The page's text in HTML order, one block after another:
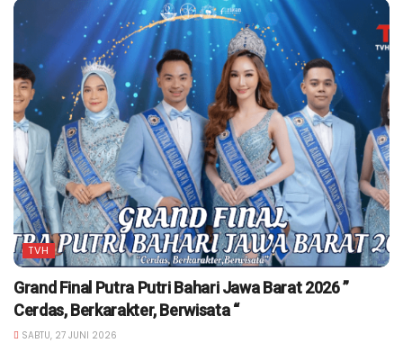
TVH
Grand Final Putra Putri Bahari Jawa Barat 2026 ”
Cerdas, Berkarakter, Berwisata “
SABTU, 27 JUNI 2026